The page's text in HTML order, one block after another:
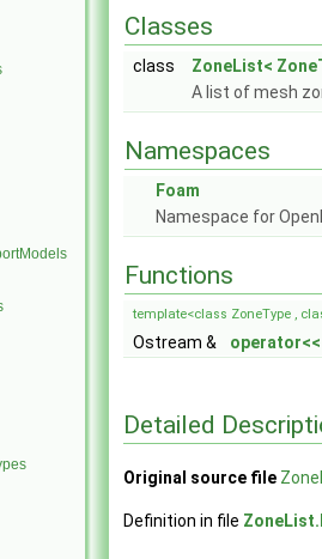
Classes
class
ZoneList<
A list of mesh
Namespaces
Foam
Namespace for
Functions
template<class ZoneType ,
Ostream & operator<<
Detailed
Original source file
Definition in file